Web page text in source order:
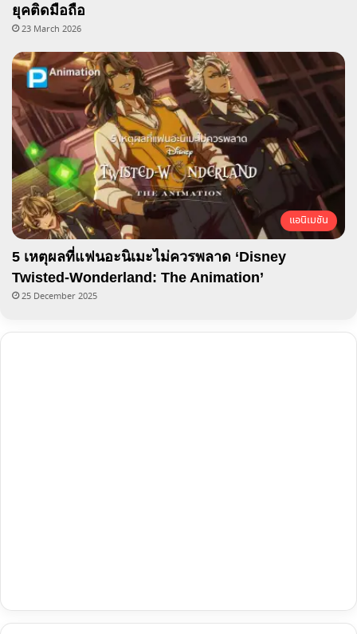
ยุคติดมือถือ
23 March 2026
แอนิเมชัน
5 เหตุผลที่แฟนอะนิเมะไม่ควรพลาด ‘Disney
Twisted-Wonderland: The Animation’
25 December 2025